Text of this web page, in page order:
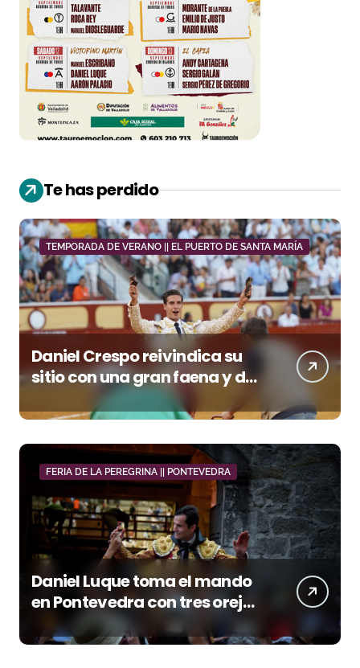
Te has perdido
TEMPORADA DE VERANO || EL PUERTO DE SANTA MARÍA
Daniel Crespo reivindica su
sitio con una gran faena y dos
FERIA DE LA PEREGRINA || PONTEVEDRA
Daniel Luque toma el mando
en Pontevedra con tres orejas
y una Puerta Grande de peso